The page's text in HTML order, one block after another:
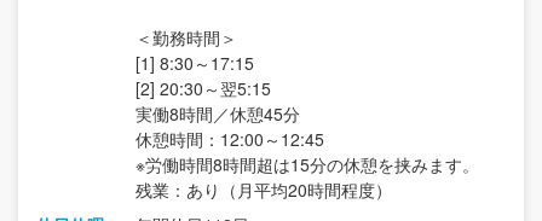
＜勤務時間＞
[1] 8:30～17:15
[2] 20:30～翌5:15
実働8時間／休憩45分
休憩時間：12:00～12:45
※労働時間8時間超は15分の休憩を挟みます。
残業：あり（月平均20時間程度）